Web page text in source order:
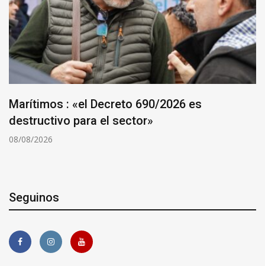
Marítimos : «el Decreto 690/2026 es
destructivo para el sector»
08/08/2026
Seguinos